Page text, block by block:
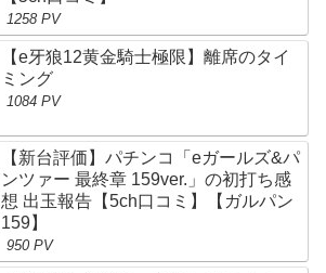
1258 PV
【e牙狼12黄金騎士極限】離席のタイ
ミング
1084 PV
【新台評価】パチンコ「eガールズ&パ
ンツァー 最終章 159ver.」の初打ち感
想 出玉報告【5ch口コミ】【ガルパン
159】
950 PV